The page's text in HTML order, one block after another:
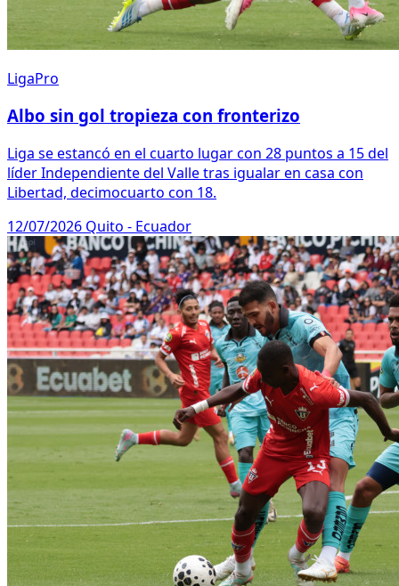
LigaPro
Albo sin gol tropieza con fronterizo
Liga se estancó en el cuarto lugar con 28 puntos a 15 del
líder Independiente del Valle tras igualar en casa con
Libertad, decimocuarto con 18.
12/07/2026 Quito - Ecuador